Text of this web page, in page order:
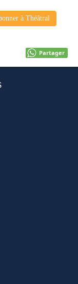
à Théâtral
Partager